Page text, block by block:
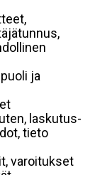
ja
laskutus-
tieto
varoitukset